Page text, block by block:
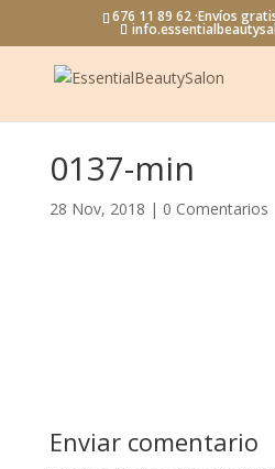
676 11 89 62 ·Envíos
0137-min
28 Nov, 2018 | 0 Comentarios
Enviar comentario